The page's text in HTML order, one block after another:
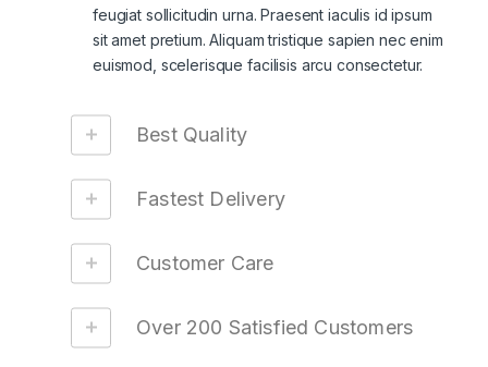
feugiat sollicitudin urna. Praesent iaculis id ipsum
sit amet pretium. Aliquam tristique sapien nec enim
euismod, scelerisque facilisis arcu consectetur.
Best Quality
Fastest Delivery
Customer Care
Over 200 Satisfied Customers